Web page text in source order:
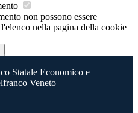
non possono essere
nella pagina della cookie
Statale Economico e
Veneto